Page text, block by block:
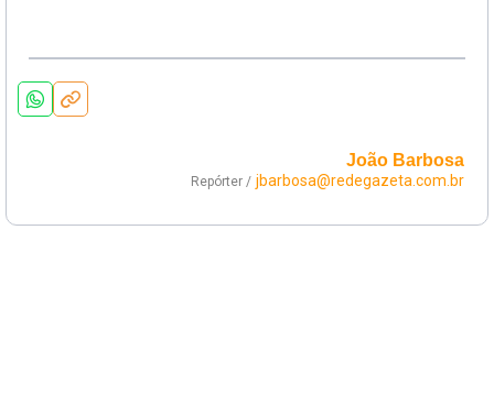
João Barbosa
Repórter / jbarbosa@redegazeta.com.br